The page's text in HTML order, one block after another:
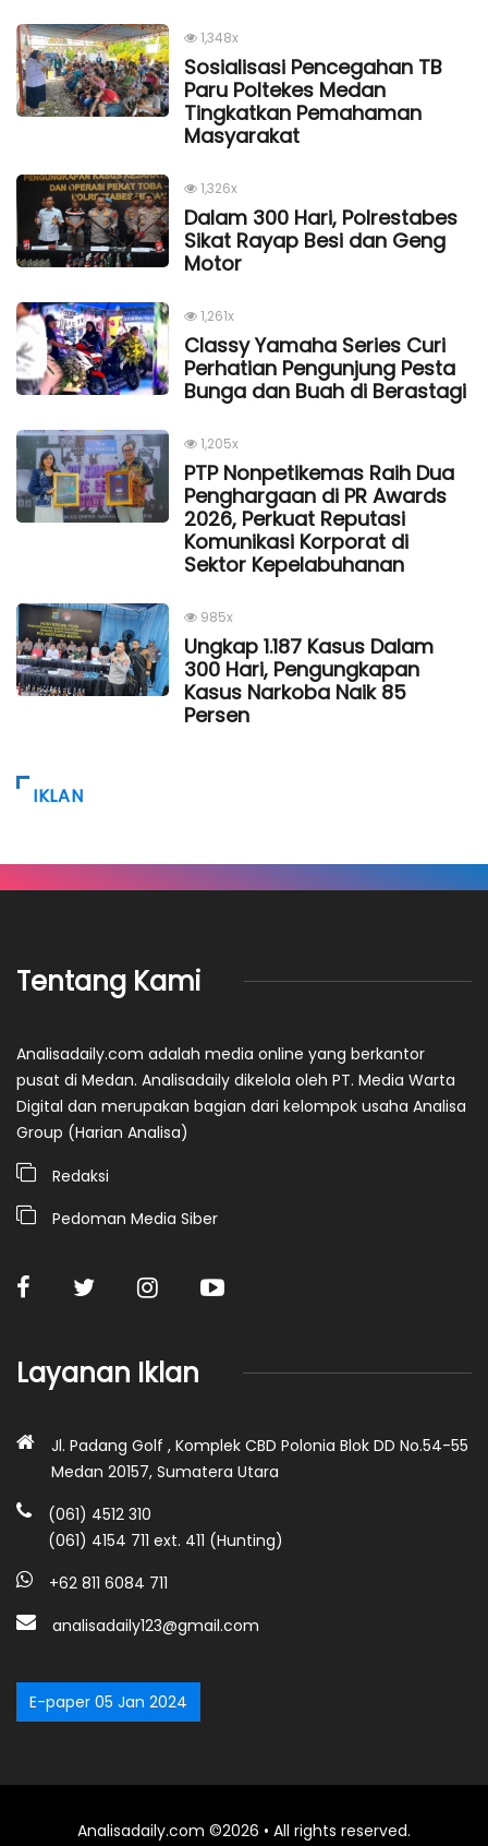
1,348x
Sosialisasi Pencegahan TB
Paru Poltekes Medan
Tingkatkan Pemahaman
Masyarakat
1,326x
Dalam 300 Hari, Polrestabes
Sikat Rayap Besi dan Geng
Motor
1,261x
Classy Yamaha Series Curi
Perhatian Pengunjung Pesta
Bunga dan Buah di Berastagi
1,205x
PTP Nonpetikemas Raih Dua
Penghargaan di PR Awards
2026, Perkuat Reputasi
Komunikasi Korporat di
Sektor Kepelabuhanan
985x
Ungkap 1.187 Kasus Dalam
300 Hari, Pengungkapan
Kasus Narkoba Naik 85
Persen
IKLAN
Tentang Kami
Analisadaily.com adalah media online yang berkantor
pusat di Medan. Analisadaily dikelola oleh PT. Media Warta
Digital dan merupakan bagian dari kelompok usaha Analisa
Group (Harian Analisa)
Redaksi
Pedoman Media Siber
Layanan Iklan
Jl. Padang Golf , Komplek CBD Polonia Blok DD No.54-55
Medan 20157, Sumatera Utara
(061) 4512 310
(061) 4154 711 ext. 411 (Hunting)
+62 811 6084 711
analisadaily123@gmail.com
E-paper 05 Jan 2024
Analisadaily.com ©2026 • All rights reserved.